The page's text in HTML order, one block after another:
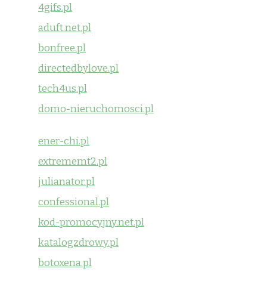
4gifs.pl
aduft.net.pl
bonfree.pl
directedbylove.pl
tech4us.pl
domo-nieruchomosci.pl
ener-chi.pl
extrememt2.pl
julianator.pl
confessional.pl
kod-promocyjny.net.pl
katalogzdrowy.pl
botoxena.pl